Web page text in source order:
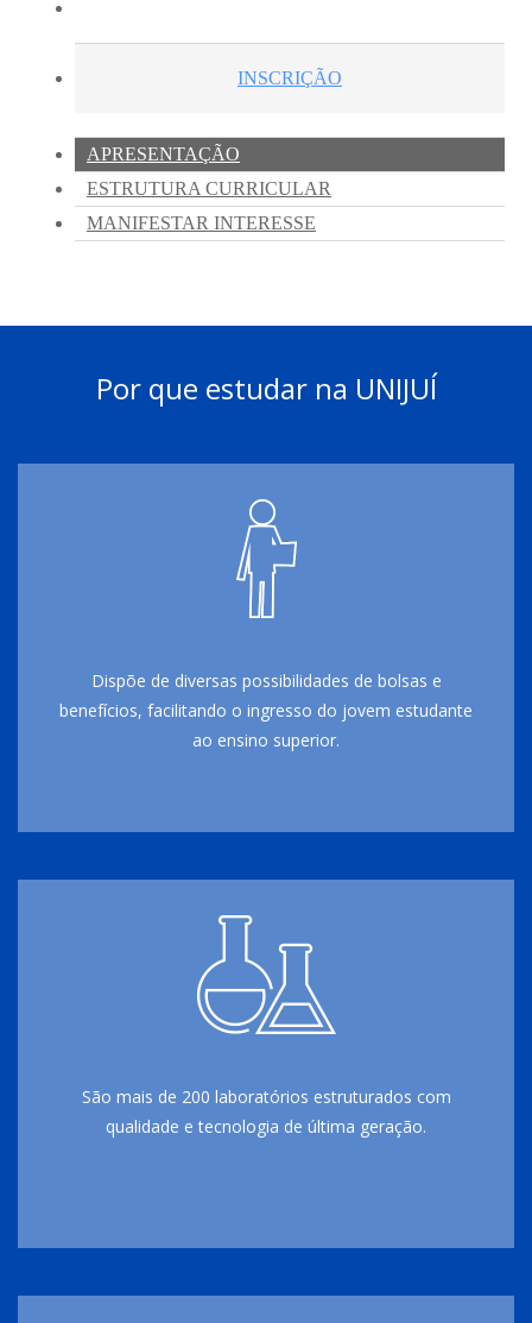
Por que estudar na UNIJUÍ
Dispõe de diversas possibilidades de bolsas e
benefícios, facilitando o ingresso do jovem estudante
ao ensino superior.
São mais de 200 laboratórios estruturados com
qualidade e tecnologia de última geração.